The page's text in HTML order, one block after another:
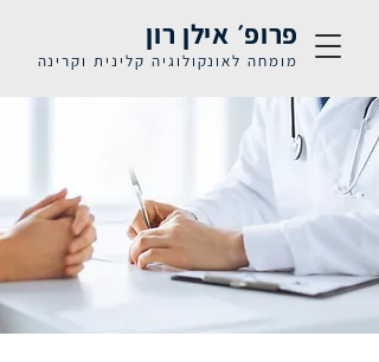
פרופ׳ אילן רון
מומחה לאונקולוגיה קלינית וקרינה